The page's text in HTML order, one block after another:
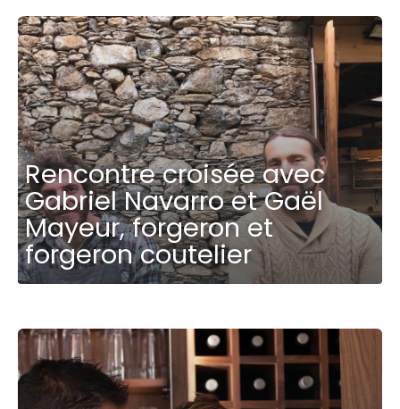
Rencontre croisée avec
Gabriel Navarro et Gaël
Mayeur, forgeron et
forgeron coutelier